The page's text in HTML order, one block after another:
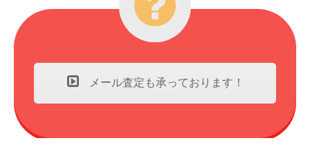
メール査定も承っております！